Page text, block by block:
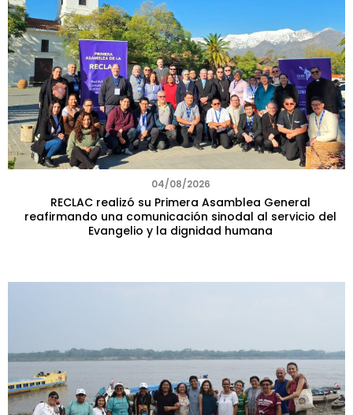
04/08/2026
RECLAC realizó su Primera Asamblea General
reafirmando una comunicación sinodal al servicio del
Evangelio y la dignidad humana